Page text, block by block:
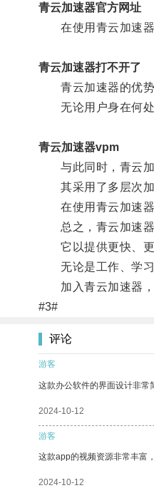
青云加速器官方网址
在使用青云加速器
青云加速器打不开了
青云加速器的优势
无论用户身在何处
青云加速器vpm
与此同时，青云加
其采用了多层次加
在使用青云加速器
总之，青云加速器
它以提供更快、更
无论是工作、学习
加入青云加速器，
#3#
评论
游客
这款办公软件的界面设计非常
2024-10-12
游客
这款app的视频资源非常丰富
2024-10-12